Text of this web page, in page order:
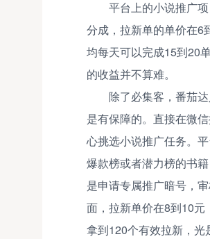
平台上的小说推广
分成，拉新单的单价在6
均每天可以完成15到20
的收益并不算难。
除了必集客，番茄
是有保障的。直接在微
心挑选小说推广任务。
爆款榜或者潜力榜的书
是申请专属推广暗号，
面，拉新单价在8到10
拿到120个有效拉新，